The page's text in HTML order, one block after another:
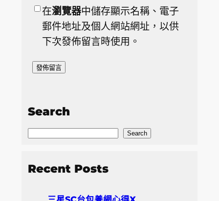
在瀏覽器中儲存顯示名稱、電子
郵件地址及個人網站網址，以供
下次發佈留言時使用。
Search
S
a
Search
Recent Posts